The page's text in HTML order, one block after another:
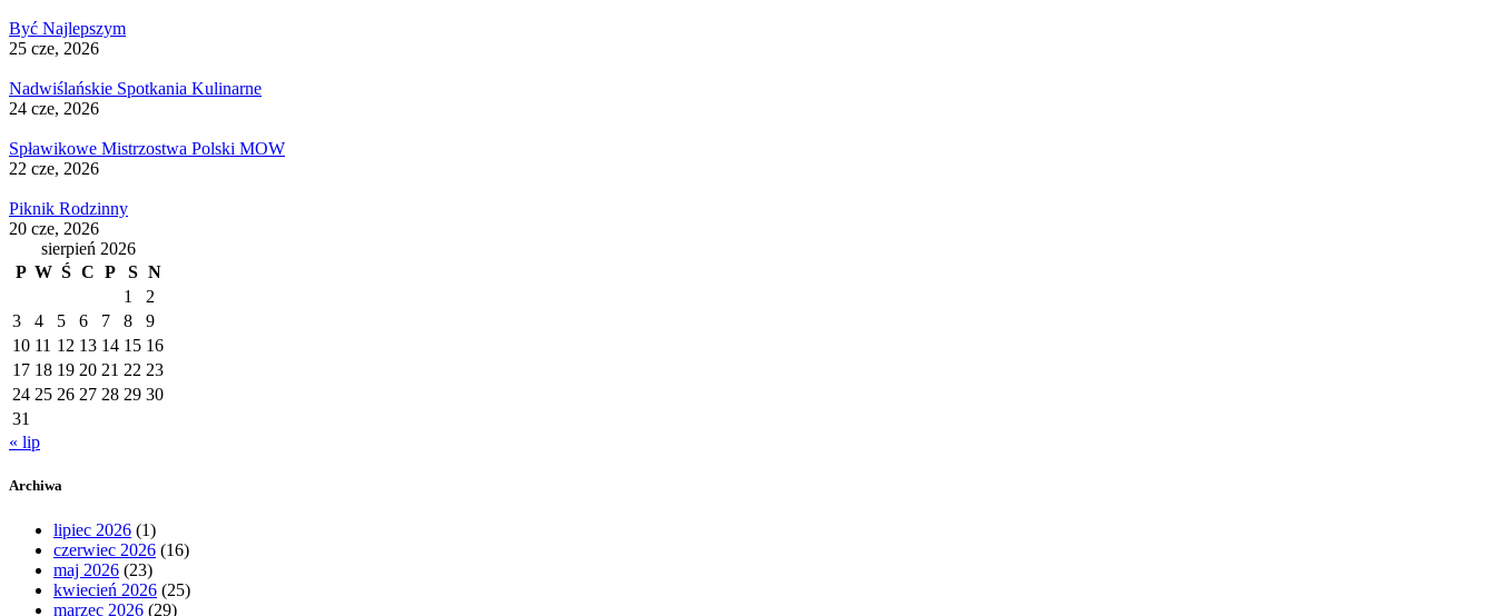
Być Najlepszym
25 cze, 2026
Nadwiślańskie Spotkania Kulinarne
24 cze, 2026
Spławikowe Mistrzostwa Polski MOW
22 cze, 2026
Piknik Rodzinny
20 cze, 2026
sierpień 2026
P W Ś C P S N
1
2
3
4 5 6 7 8
9
10 11 12 13 14 15 16
17 18 19 20 21 22 23
24 25 26 27 28 29 30
31
« lip
Archiwa
lipiec 2026 (1)
czerwiec 2026 (16)
maj 2026 (23)
kwiecień 2026 (25)
marzec 2026 (29)